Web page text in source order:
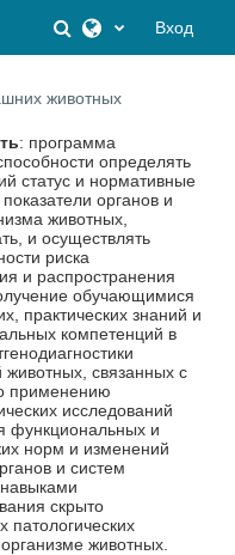
ИзменитьВход
животных
: программа
определять
статус и нормативные
органов и
животных,
и осуществлять
риска
и распространения
обучающимися
практических знаний и
компетенций в
животных, связанных с
применению
исследований
функциональных и
норм и изменений
и систем
скрыто
патологических
животных.